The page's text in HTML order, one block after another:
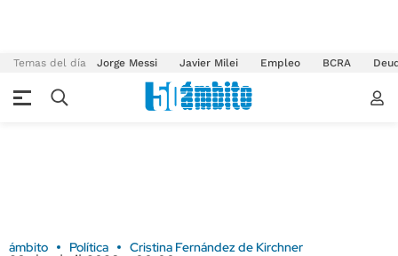
Temas del día Jorge Messi Javier Milei Empleo BCRA
ámbito Política Cristina Fernández de Kirchner